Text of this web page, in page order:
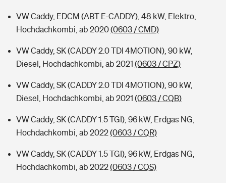
VW Caddy, EDCM (ABT E-CADDY), 48 kW, Elektro,
Hochdachkombi, ab 2020(0603 / CMD)
VW Caddy, SK (CADDY 2.0 TDI 4MOTION), 90 kW,
Diesel, Hochdachkombi, ab 2021 (0603 / CPZ)
VW Caddy, SK (CADDY 2.0 TDI 4MOTION), 90 kW,
Diesel, Hochdachkombi, ab 2021 (0603 / CQB)
VW Caddy, SK (CADDY 1.5 TGI), 96 kW, Erdgas NG,
Hochdachkombi, ab 2022(0603 / CQR)
VW Caddy, SK (CADDY 1.5 TGI), 96 kW, Erdgas NG,
Hochdachkombi, ab 2022(0603 / CQS)